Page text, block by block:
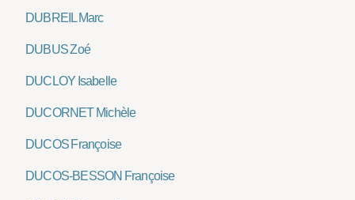
DUBREIL Marc
DUBUS Zoé
DUCLOY Isabelle
DUCORNET Michèle
DUCOS Françoise
DUCOS-BESSON Françoise